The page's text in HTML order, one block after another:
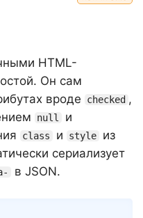
HTML-
Он сам
вроде
checked ,
null
и
class и style
из
сериализует
в JSON.